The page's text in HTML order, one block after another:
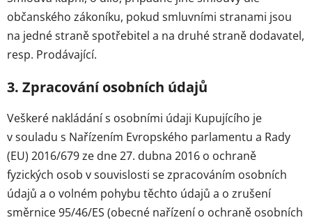
občanského zákoníku, pokud smluvními stranami jsou
na jedné straně spotřebitel a na druhé straně dodavatel,
resp. Prodávající.
3. Zpracování osobních údajů
Veškeré nakládání s osobními údaji Kupujícího je
v souladu s Nařízením Evropského parlamentu a Rady
(EU) 2016/679 ze dne 27. dubna 2016 o ochraně
fyzických osob v souvislosti se zpracováním osobních
údajů a o volném pohybu těchto údajů a o zrušení
směrnice 95/46/ES (obecné nařízení o ochraně osobních